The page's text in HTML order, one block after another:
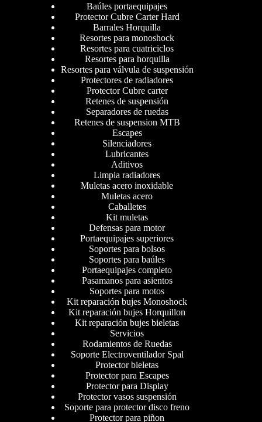
Baúles portaequipajes
Protector Cubre Carter Hard
Barrales Horquilla
Resortes para monoshock
Resortes para cuatriciclos
Resortes para horquilla
Resortes para válvula de suspensión
Protectores de radiadores
Protector Cubre carter
Retenes de suspensión
Separadores de ruedas
Retenes de suspension MTB
Escapes
Silenciadores
Lubricantes
Aditivos
Limpia radiadores
Muletas acero inoxidable
Muletas acero
Caballetes
Kit muletas
Defensas para motor
Portaequipajes superiores
Soportes para bolsos
Soportes para baúles
Portaequipajes completo
Pasamanos para asientos
Soportes para motos
Kit reparación bujes Monoshock
Kit reparación bujes Horquillon
Kit reparación bujes bieletas
Servicios
Rodamientos de Ruedas
Soporte Electroventilador Spal
Protector bieletas
Protector para Escapes
Protector para Display
Protector vasos suspensión
Soporte para protector disco freno
Protector para piñon